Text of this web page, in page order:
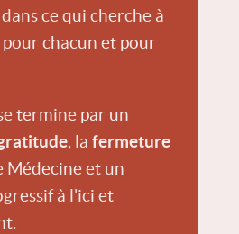
ce qui cherche à
chacun et pour
termine par un
, la fermeture
Médecine et un
à l'ici et